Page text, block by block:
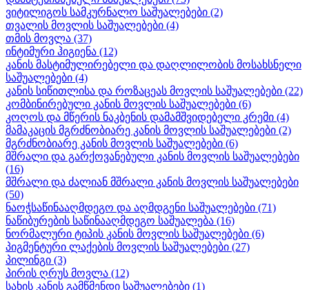
ვიტილიგოს სამკურნალო საშუალებები (2)
თვალის მოვლის საშუალებები (4)
თმის მოვლა (37)
ინტიმური ჰიგიენა (12)
კანის მასტიმულირებელი და დაღლილობის მოსახსნელი
საშუალებები (4)
კანის სიწითლისა და როზაცეას მოვლის საშუალებები (22)
კომბინირებული კანის მოვლის საშუალებები (6)
კოღოს და მწერის ნაკბენის დამამშვიდებელი კრემი (4)
მამაკაცის მგრძნობიარე კანის მოვლის საშუალებები (2)
მგრძნობიარე კანის მოვლის საშუალებები (6)
მშრალი და გარქოვანებული კანის მოვლის საშუალებები
(16)
მშრალი და ძალიან მშრალი კანის მოვლის საშუალებები
(50)
ნაოჭსაწინააღმდეგო და აღმდგენი საშუალებები (71)
ნაწიბურების საწინააღმდეგო საშუალება (16)
ნორმალური ტიპის კანის მოვლის საშუალებები (6)
პიგმენტური ლაქების მოვლის საშუალებები (27)
პილინგი (3)
პირის ღრუს მოვლა (12)
სახის კანის გამწმენდი საშუალებები (1)